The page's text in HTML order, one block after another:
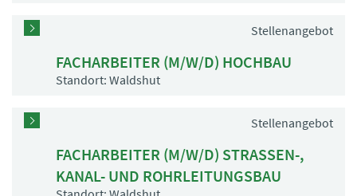
Stellenangebot
FACHARBEITER (M/W/D) HOCHBAU
Standort: Waldshut
Stellenangebot
FACHARBEITER (M/W/D) STRASSEN-,
KANAL- UND ROHRLEITUNGSBAU